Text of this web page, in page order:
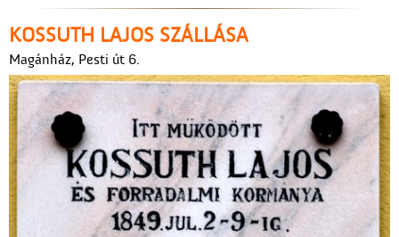
KOSSUTH LAJOS SZÁLLÁSA
Magánház, Pesti út 6.